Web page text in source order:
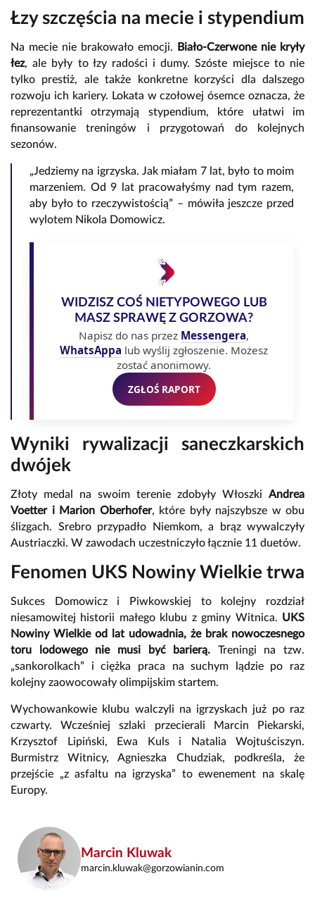
Łzy szczęścia na mecie i stypendium
Na mecie nie brakowało emocji.
Biało-Czerwone nie kryły
łez, ale były to łzy radości i dumy. Szóste miejsce to nie
tylko prestiż, ale także konkretne korzyści dla dalszego
rozwoju ich kariery. Lokata w czołowej ósemce oznacza, że
reprezentantki otrzymają stypendium, które ułatwi im
finansowanie treningów i przygotowań do kolejnych
sezonów.
„Jedziemy na igrzyska. Jak miałam 7 lat, było to moim
marzeniem. Od 9 lat pracowałyśmy nad tym razem,
aby było to rzeczywistością” – mówiła jeszcze przed
wylotem Nikola Domowicz.
WIDZISZ COŚ NIETYPOWEGO LUB
MASZ SPRAWĘ Z GORZOWA?
Napisz do nas przez Messengera,
WhatsAppa lub wyślij zgłoszenie. Możesz
zostać anonimowy.
ZGŁOŚ RAPORT
Wyniki rywalizacji saneczkarskich
dwójek
Złoty medal na swoim terenie zdobyły Włoszki Andrea
Voetter i Marion Oberhofer, które były najszybsze w obu
ślizgach. Srebro przypadło Niemkom, a brąz wywalczyły
Austriaczki. W zawodach uczestniczyło łącznie 11 duetów.
Fenomen UKS Nowiny Wielkie trwa
Sukces Domowicz i Piwkowskiej to kolejny rozdział
niesamowitej historii małego klubu z gminy Witnica. UKS
Nowiny Wielkie od lat udowadnia, że brak nowoczesnego
toru lodowego nie musi być barierą. Treningi na tzw.
„sankorolkach” i ciężka praca na suchym lądzie po raz
kolejny zaowocowały olimpijskim startem.
Wychowankowie klubu walczyli na igrzyskach już po raz
czwarty. Wcześniej szlaki przecierali Marcin Piekarski,
Krzysztof Lipiński, Ewa Kuls i Natalia Wojtuściszyn.
Burmistrz Witnicy, Agnieszka Chudziak, podkreśla, że
przejście „z asfaltu na igrzyska” to ewenement na skalę
Europy.
Marcin Kluwak
marcin.kluwak@gorzowianin.com